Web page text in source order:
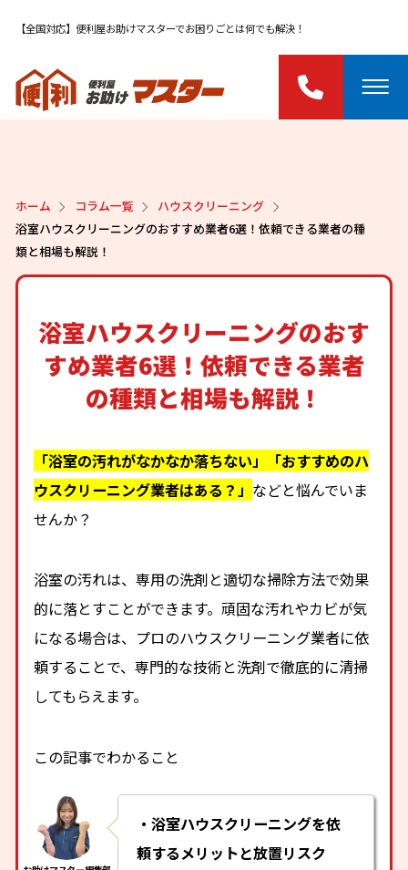
【全国対応】便利屋お助けマスターでお困りごとは何でも解決！
ホーム コラム一覧
ハウスクリーニング
浴室ハウスクリーニングのおすすめ業者6選！依頼できる業者の種
類と相場も解説！
浴室ハウスクリーニングのおす
すめ業者6選！依頼できる業者
の種類と相場も解説！
「浴室の汚れがなかなか落ちない」「おすすめのハ
ウスクリーニング業者はある？」 などと悩んでいま
せんか？
浴室の汚れは、専用の洗剤と適切な掃除方法で効果
的に落とすことができます。頑固な汚れやカビが気
になる場合は、プロのハウスクリーニング業者に依
頼することで、専門的な技術と洗剤で徹底的に清掃
してもらえます。
この記事でわかること
・浴室ハウスクリーニングを依
頼するメリットと放置リスク